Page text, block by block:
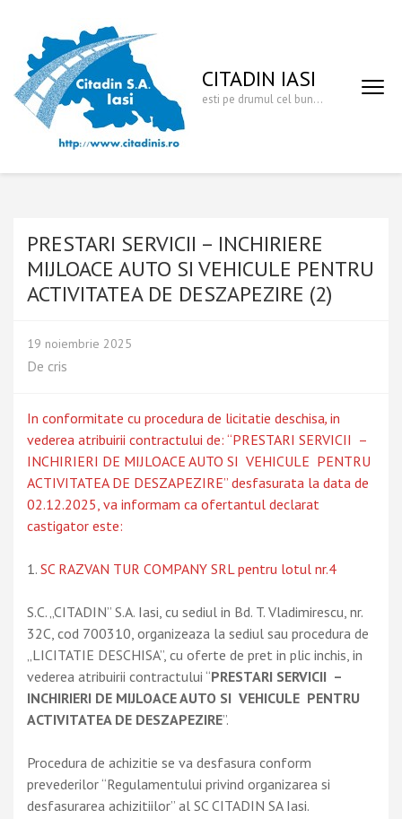
conținut
(apasă
Enter)
CITADIN IASI
esti pe drumul cel bun…
PRESTARI SERVICII – INCHIRIERE
MIJLOACE AUTO SI VEHICULE PENTRU
ACTIVITATEA DE DESZAPEZIRE (2)
19 noiembrie 2025
De cris
In conformitate cu procedura de licitatie deschisa, in
vederea atribuirii contractului de: “PRESTARI SERVICII –
INCHIRIERI DE MIJLOACE AUTO SI VEHICULE PENTRU
ACTIVITATEA DE DESZAPEZIRE” desfasurata la data de
02.12.2025, va informam ca ofertantul declarat
castigator este:
SC RAZVAN TUR COMPANY SRL pentru lotul nr.4
S.C. „CITADIN” S.A. Iasi, cu sediul in Bd. T. Vladimirescu, nr.
32C, cod 700310, organizeaza la sediul sau procedura de
„LICITATIE DESCHISA”, cu oferte de pret in plic inchis, in
vederea atribuirii contractului “PRESTARI SERVICII –
INCHIRIERI DE MIJLOACE AUTO SI VEHICULE PENTRU
ACTIVITATEA DE DESZAPEZIRE”.
Procedura de achizitie se va desfasura conform
prevederilor “Regulamentului privind organizarea si
desfasurarea achizitiilor” al SC CITADIN SA Iasi.